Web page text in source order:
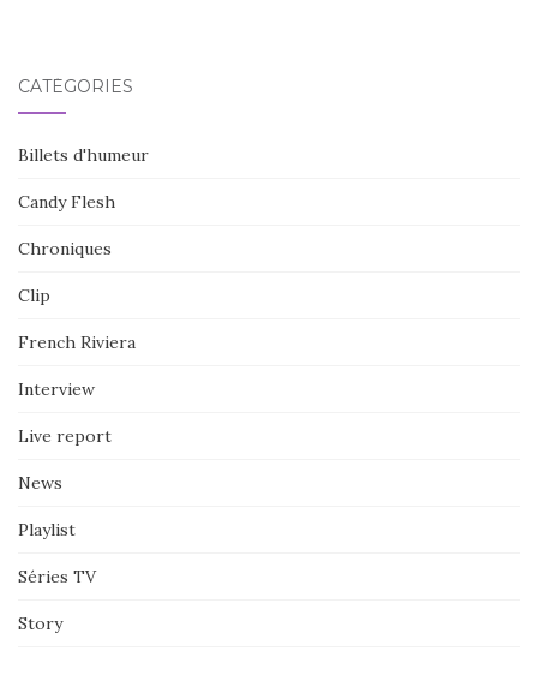
CATÉGORIES
Billets d'humeur
Candy Flesh
Chroniques
Clip
French Riviera
Interview
Live report
News
Playlist
Séries TV
Story